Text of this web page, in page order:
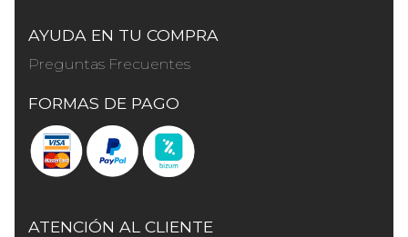
AYUDA EN TU COMPRA
Preguntas Frecuentes
FORMAS DE PAGO
ATENCIÓN AL CLIENTE